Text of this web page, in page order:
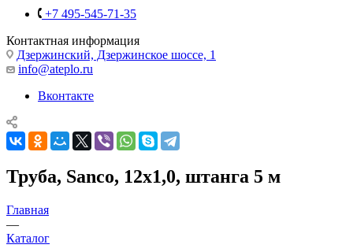
+7 495-545-71-35
Контактная информация
Дзержинский, Дзержинское шоссе, 1
info@ateplo.ru
Вконтакте
Труба, Sanco, 12x1,0, штанга 5 м
Главная
—
Каталог